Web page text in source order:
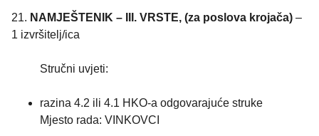
21. NAMJEŠTENIK – III. VRSTE, (za poslova krojača) –
1 izvršitelj/ica
Stručni uvjeti:
razina 4.2 ili 4.1 HKO-a odgovarajuće struke
Mjesto rada: VINKOVCI